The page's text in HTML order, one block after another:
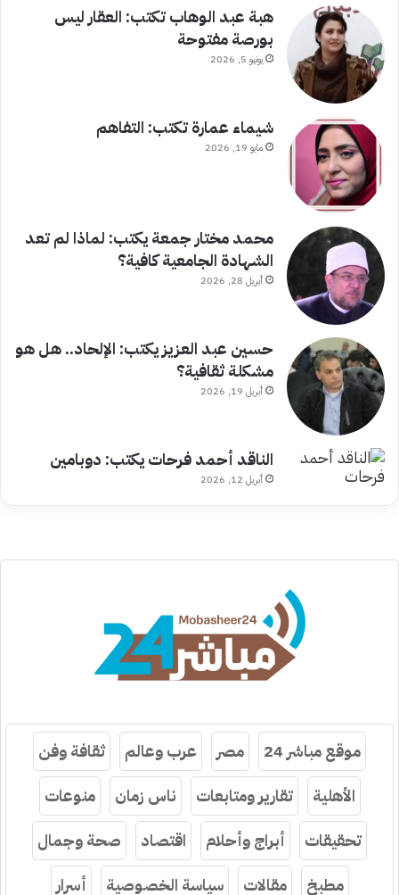
هبة عبد الوهاب تكتب: العقار ليس
بورصة مفتوحة
يونيو 5, 2026
شيماء عمارة تكتب: التفاهم
مايو 19, 2026
محمد مختار جمعة يكتب: لماذا لم تعد
الشهادة الجامعية كافية؟
أبريل 28, 2026
حسين عبد العزيز يكتب: الإلحاد.. هل هو
مشكلة ثقافية؟
أبريل 19, 2026
الناقد أحمد فرحات يكتب: دوبامين
أبريل 12, 2026
موقع مباشر 24 مصر عرب وعالم
ثقافة وفن
الأهلية
تقارير ومتابعات ناس زمان
منوعات
تحقيقات
أبراج وأحلام اقتصاد
صحة وجمال
مطبخ
مقالات سياسة الخصوصية أسرار